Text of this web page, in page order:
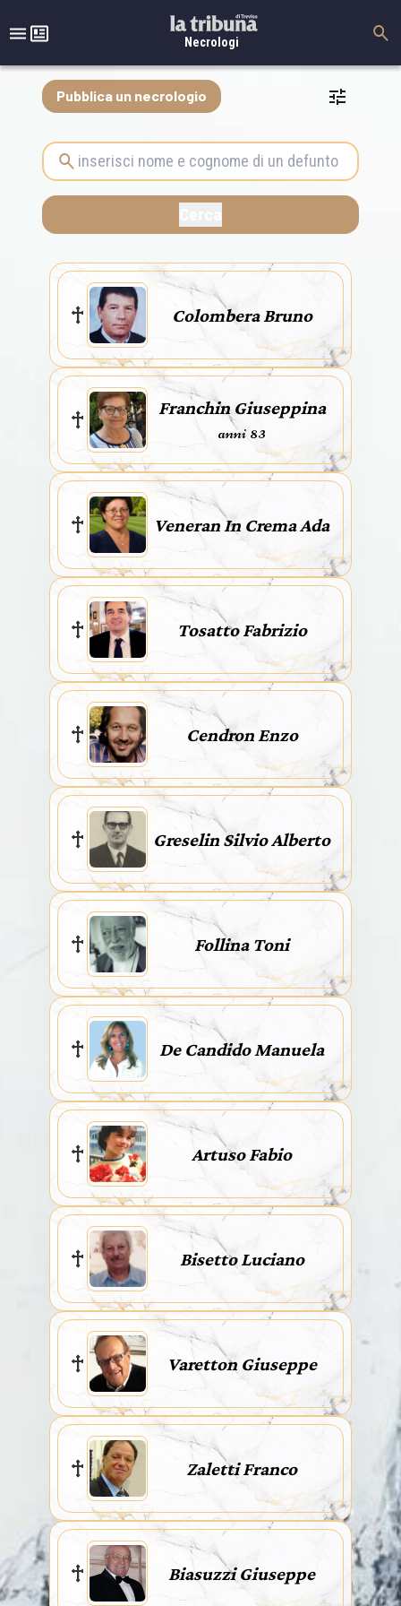
Necrologi
Pubblica un necrologio
Colombera Bruno
Franchin Giuseppina
anni 83
Veneran In Crema Ada
Tosatto Fabrizio
Cendron Enzo
Greselin Silvio Alberto
Follina Toni
De Candido Manuela
Artuso Fabio
Bisetto Luciano
Varetton Giuseppe
Zaletti Franco
Biasuzzi Giuseppe